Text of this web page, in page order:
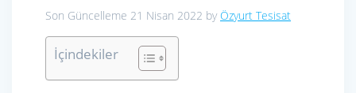
Son Güncelleme 21 Nisan 2022 by Özyurt Tesisat
İçindekiler